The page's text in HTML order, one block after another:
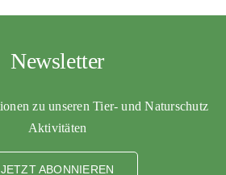
Newsletter
zu unseren Tier- und Naturschutz
Aktivitäten
JETZT ABONNIEREN